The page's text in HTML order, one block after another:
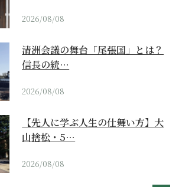
2026/08/08
清洲会議の舞台「尾張国」とは？
信長の統…
2026/08/08
【先人に学ぶ人生の仕舞い方】大
山捨松・5…
2026/08/08